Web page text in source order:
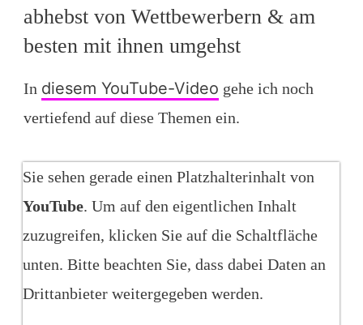
abhebst von Wettbewerbern & am
besten mit ihnen umgehst
In diesem YouTube-Video gehe ich noch
vertiefend auf diese Themen ein.
Sie sehen gerade einen Platzhalterinhalt von
YouTube. Um auf den eigentlichen Inhalt
zuzugreifen, klicken Sie auf die Schaltfläche
unten. Bitte beachten Sie, dass dabei Daten an
Drittanbieter weitergegeben werden.